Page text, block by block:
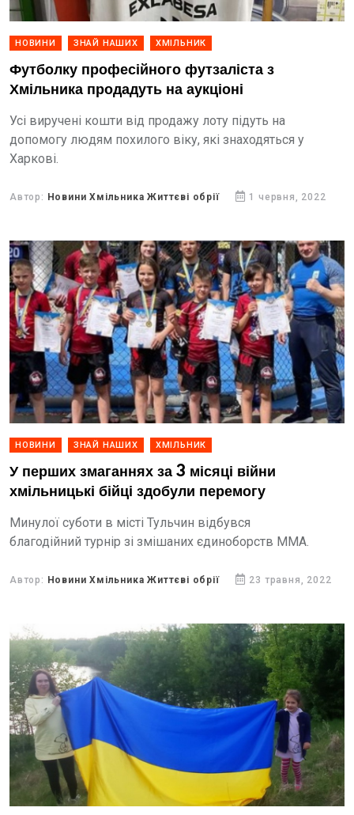
НОВИНИ ЗНАЙ НАШИХ ХМІЛЬНИК
Футболку професійного футзаліста з
Хмільника продадуть на аукціоні
Усі виручені кошти від продажу лоту підуть на
допомогу людям похилого віку, які знаходяться у
Харкові.
Автор: Новини Хмільника Життєві обрії 1 червня, 2022
НОВИНИ ЗНАЙ НАШИХ ХМІЛЬНИК
У перших змаганнях за 3 місяці війни
хмільницькі бійці здобули перемогу
Минулої суботи в місті Тульчин відбувся
благодійний турнір зі змішаних єдиноборств ММА.
Автор: Новини Хмільника Життєві обрії 23 травня, 2022